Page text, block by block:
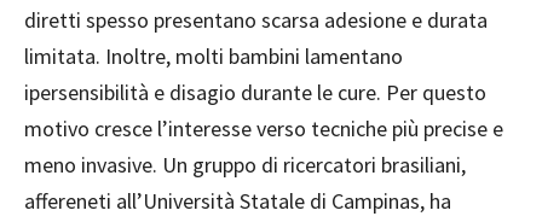
diretti spesso presentano scarsa adesione e durata
limitata. Inoltre, molti bambini lamentano
ipersensibilità e disagio durante le cure. Per questo
motivo cresce l’interesse verso tecniche più precise e
meno invasive. Un gruppo di ricercatori brasiliani,
affereneti all’Università Statale di Campinas, ha